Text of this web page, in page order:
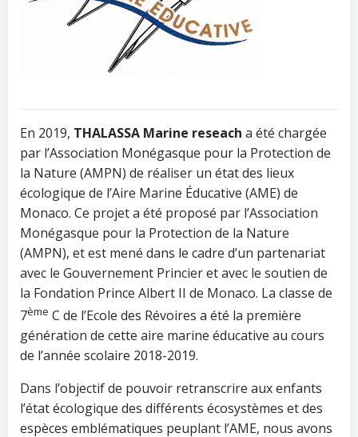
En 2019, THALASSA Marine reseach a été chargée
par l’Association Monégasque pour la Protection de
la Nature (AMPN) de réaliser un état des lieux
écologique de l’Aire Marine Éducative (AME) de
Monaco. Ce projet a été proposé par l’Association
Monégasque pour la Protection de la Nature
(AMPN), et est mené dans le cadre d’un partenariat
avec le Gouvernement Princier et avec le soutien de
la Fondation Prince Albert II de Monaco. La classe de
7ème C de l’Ecole des Révoires a été la première
génération de cette aire marine éducative au cours
de l’année scolaire 2018-2019.
Dans l’objectif de pouvoir retranscrire aux enfants
l’état écologique des différents écosystèmes et des
espèces emblématiques peuplant l’AME, nous avons